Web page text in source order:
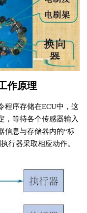
作原理
程序存储在ECU中，这
，等待各个传感器输入
信息与存储器内的“标
行器采取相应动作。